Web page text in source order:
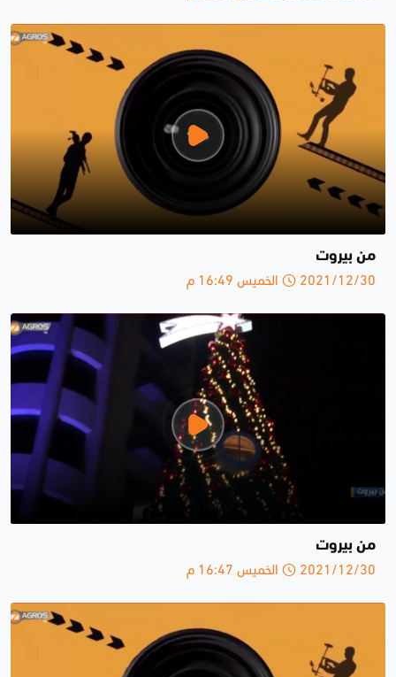
من بيروت
2021/12/30 الخميس 16:49 م
من بيروت
2021/12/30 الخميس 16:47 م